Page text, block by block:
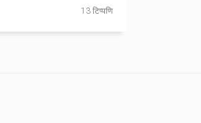
13 टिप्पणि